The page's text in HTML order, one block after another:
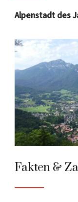
Alpenstadt des
Fakten &